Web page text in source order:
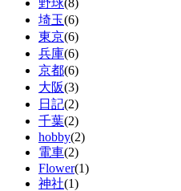
埼玉(6)
東京(6)
兵庫(6)
京都(6)
大阪(3)
日記(2)
千葉(2)
hobby(2)
電車(2)
Flower(1)
神社(1)